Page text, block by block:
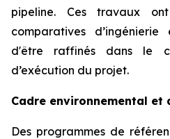
pipeline. Ces travaux
comparatives
d'être raffinés dans le
d’exécution du projet.
Cadre environnemental et
Des programmes de